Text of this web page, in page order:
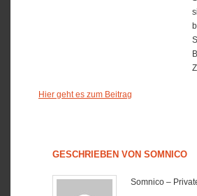
Hier geht es zum Beitrag
GESCHRIEBEN VON SOMNICO
Somnico –